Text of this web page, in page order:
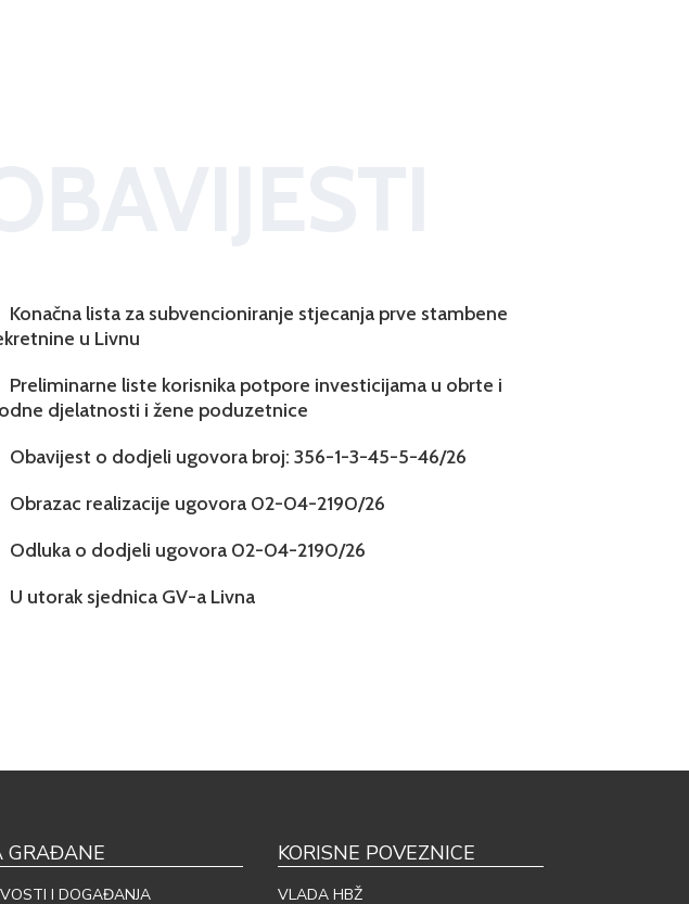
Konačna lista za subvencioniranje stjecanja prve stambene
u Livnu
Preliminarne liste korisnika potpore investicijama u obrte i
djelatnosti i žene poduzetnice
Obavijest o dodjeli ugovora broj: 356-1-3-45-5-46/26
Obrazac realizacije ugovora 02-04-2190/26
Odluka o dodjeli ugovora 02-04-2190/26
U utorak sjednica GV-a Livna
GRAĐANE
I DOGAĐANJA
KORISNE POVEZNICE
VLADA HBŽ